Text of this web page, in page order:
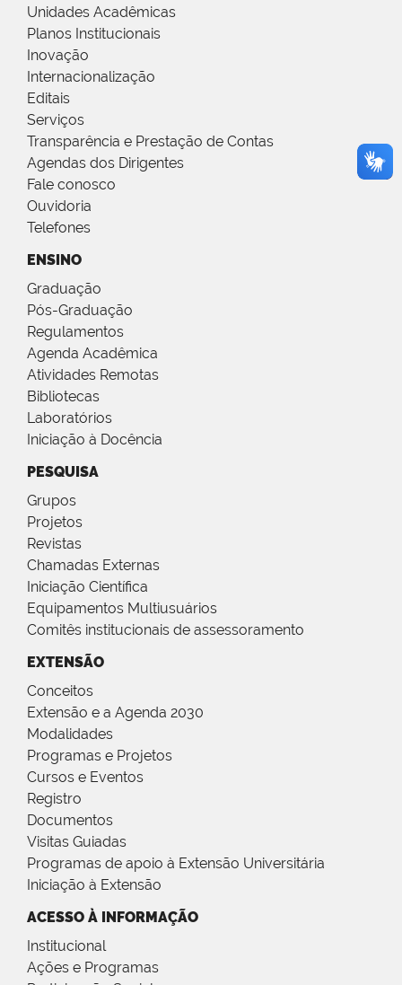
Unidades Acadêmicas
Planos Institucionais
Inovação
Internacionalização
Editais
Serviços
Transparência e Prestação de Contas
Agendas dos Dirigentes
Fale conosco
Ouvidoria
Telefones
ENSINO
Graduação
Pós-Graduação
Regulamentos
Agenda Acadêmica
Atividades Remotas
Bibliotecas
Laboratórios
Iniciação à Docência
PESQUISA
Grupos
Projetos
Revistas
Chamadas Externas
Iniciação Científica
Equipamentos Multiusuários
Comitês institucionais de assessoramento
EXTENSÃO
Conceitos
Extensão e a Agenda 2030
Modalidades
Programas e Projetos
Cursos e Eventos
Registro
Documentos
Visitas Guiadas
Programas de apoio à Extensão Universitária
Iniciação à Extensão
ACESSO À INFORMAÇÃO
Institucional
Ações e Programas